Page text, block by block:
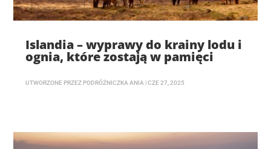
Islandia – wyprawy do krainy lodu i
ognia, które zostają w pamięci
UTWORZONE PRZEZ PODRÓŻNICZKA ANIA |CZE 27, 2025